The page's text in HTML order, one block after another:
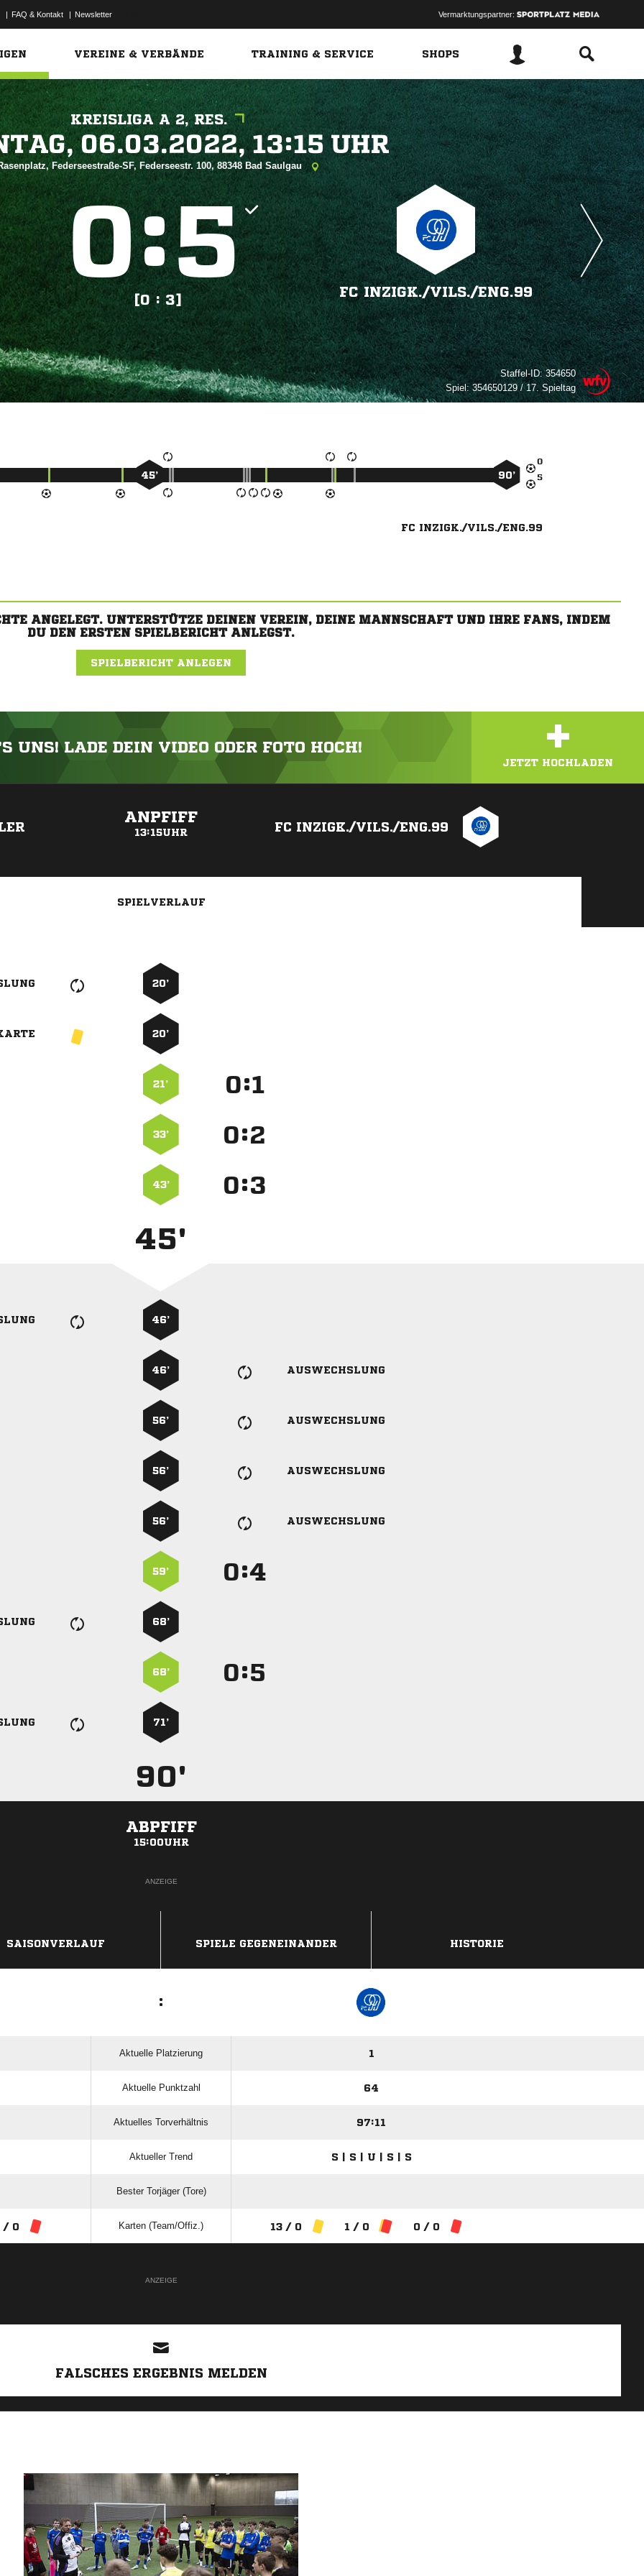
| FAQ & Kontakt | Newsletter Vermarktungspartner:
VEREINE & VERBÄNDE TRAINING & SERVICE SHOPS
KREISLIGA A 2, RES.
  
Federseestraße-SF, Federseestr. 100, 88348 Bad Saulgau
:
[0 : 3]
FC INZIGK./​VILS./​ENG.99
Staffel-ID:354650
Spiel:354650129 / 17. Spieltag


45’ 90’
FC INZIGK./VILS./ENG.99
ANGELEGT. UNTERSTÜTZE DEINEN VEREIN, DEINE MANNSCHAFT UND IHRE FANS, INDEM
DU DEN ERSTEN SPIELBERICHT ANLEGST.
SPIELBERICHT ANLEGEN
UNS! LADE DEIN VIDEO ODER FOTO HOCH! +
JETZT HOCHLADEN
ANPFIFF
13:15UHR FC INZIGK./VILS./ENG.99
SPIELVERLAUF
20’
20’
21’ :
33’ :
43’ :
45'
46’
46’ AUSWECHSLUNG
56’ AUSWECHSLUNG
56’ AUSWECHSLUNG
56’ AUSWECHSLUNG
59’ :
68’
68’ :
71’
90'
ABPFIFF
15:00UHR
ANZEIGE
SAISONVERLAUF SPIELE GEGENEINANDER HISTORIE
:
Aktuelle Platzierung 1
Aktuelle Punktzahl 64
Aktuelles Torverhältnis 97:11
Aktueller Trend S | S | U | S | S
Bester Torjäger (Tore)
/ 0 Karten (Team/Offiz.) 13 / 0 1 / 0 0 / 0
ANZEIGE
FALSCHES ERGEBNIS MELDEN